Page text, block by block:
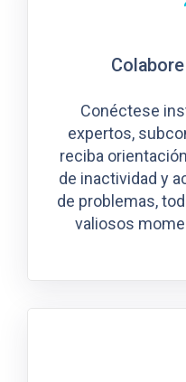
Conéctese
expertos,
reciba
de inactividad y
de problemas,
valiosos